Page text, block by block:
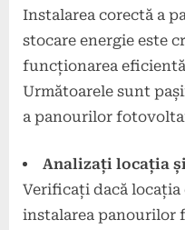
Instalarea corectă a
stocare energie este
funcționarea
Următoarele sunt
a panourilor
Analizați locația
Verificați dacă locația
instalarea panourilor